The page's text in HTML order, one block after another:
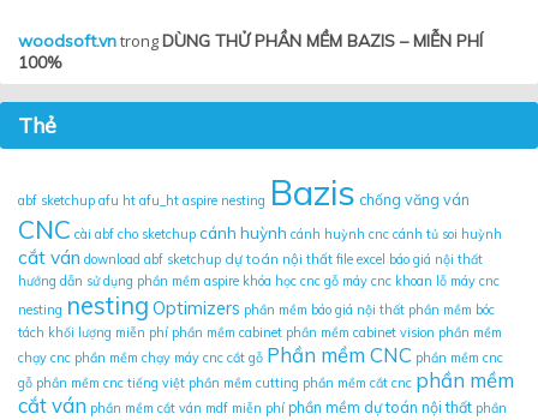
woodsoft.vntrongDÙNG THỬ PHẦN MỀM BAZIS – MIỄN PHÍ
100%
Thẻ
abf sketchup afu ht afu_ht aspire nesting Bazis chống văng ván
CNC cài abf cho sketchup cánh huỳnh cánh huỳnh cnc cánh tủ soi huỳnh
cắt ván download abf sketchup dự toán nội thất file excel báo giá nội thất
hướng dẫn sử dụng phần mềm aspire khóa học cnc gỗ máy cnc khoan lỗ máy cnc
nesting nesting Optimizers phần mềm báo giá nội thất phần mềm bóc
tách khối lượng miễn phí phần mềm cabinet phần mềm cabinet vision phần mềm
chạy cnc phần mềm chạy máy cnc cắt gỗ Phần mềm CNC phần mềm cnc
gỗ phần mềm cnc tiếng việt phần mềm cutting phần mềm cắt cnc phần mềm
cắt ván phần mềm cắt ván mdf miễn phí phần mềm dự toán nội thất phần